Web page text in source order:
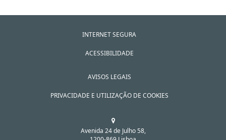
INTERNET SEGURA
ACESSIBILIDADE
AVISOS LEGAIS
PRIVACIDADE E UTILIZAÇÃO DE COOKIES
Avenida 24 de Julho 58,